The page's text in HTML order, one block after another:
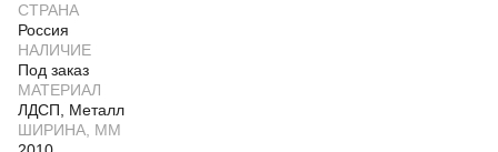
СТРАНА
Россия
НАЛИЧИЕ
Под заказ
МАТЕРИАЛ
ЛДСП, Металл
ШИРИНА, ММ